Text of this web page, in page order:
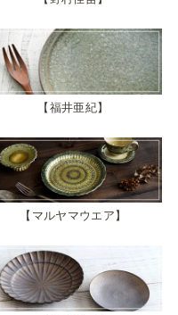
福井亜紀
マルヤマウエア